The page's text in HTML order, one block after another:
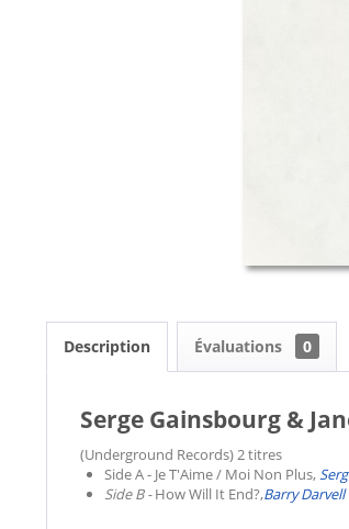
Description Évaluations 0
Serge Gainsbourg &
(Underground Records) 2 titres
Side A - Je T'Aime / Moi Non Plus,
Side B -How Will It End?,Barry Darvell